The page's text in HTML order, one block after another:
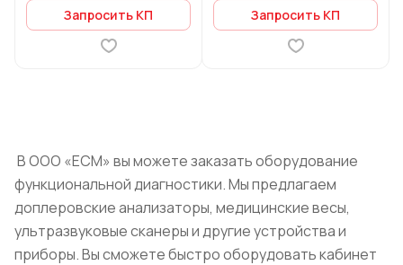
Запросить КП Запросить КП
В ООО «ЕСМ» вы можете заказать оборудование
функциональной диагностики. Мы предлагаем
доплеровские анализаторы, медицинские весы,
ультразвуковые сканеры и другие устройства и
приборы. Вы сможете быстро оборудовать кабинет